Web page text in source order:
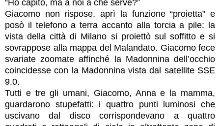
“Ho capito, ma a noi a che serve?”
Giacomo non rispose, aprì la funzione “proietta” e
posò il telefono a terra accanto alla torcia a pile: la
vista della città di Milano si proiettò sul soffitto e si
sovrappose alla mappa del Malandato. Giacomo fece
svariate zoomate affinché la Madonnina dell’occhio
coincidesse con la Madonnina vista dal satellite SSE
9.0.
Tutti e tre gli umani, Giacomo, Anna e la mamma,
guardarono stupefatti: i quattro punti luminosi che
uscivano dal disco corrispondevano a quattro